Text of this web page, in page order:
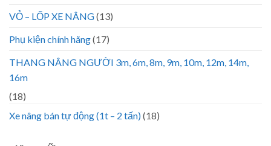
VỎ – LỐP XE NÂNG(13)
Phụ kiện chính hãng(17)
THANG NÂNG NGƯỜI 3m, 6m, 8m, 9m, 10m, 12m, 14m,
16m
(18)
Xe nâng bán tự động (1t – 2 tấn)(18)